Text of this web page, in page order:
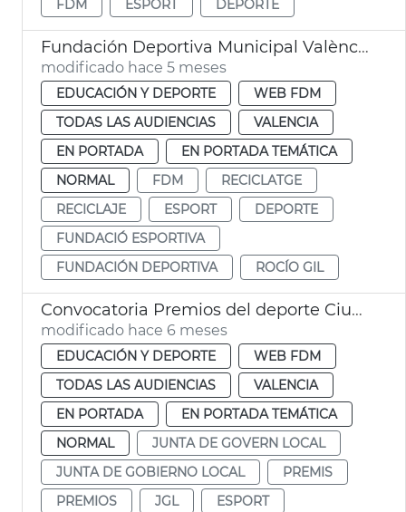
FDM
ESPORT DEPORTE
Fundación Deportiva Municipal València participa en recogida tapones para reciclaje
modificado hace 5 meses
EDUCACIÓN Y DEPORTE
WEB FDM
TODAS LAS AUDIENCIAS
VALENCIA
EN PORTADA
EN PORTADA TEMÁTICA
NORMAL
FDM
RECICLATGE
RECICLAJE
ESPORT
DEPORTE
FUNDACIÓ ESPORTIVA
FUNDACIÓN DEPORTIVA
ROCÍO GIL
Convocatoria Premios del deporte Ciudad de València
modificado hace 6 meses
EDUCACIÓN Y DEPORTE
WEB FDM
TODAS LAS AUDIENCIAS
VALENCIA
EN PORTADA
EN PORTADA TEMÁTICA
NORMAL
JUNTA DE GOVERN LOCAL
JUNTA DE GOBIERNO LOCAL
PREMIS
PREMIOS
JGL
ESPORT